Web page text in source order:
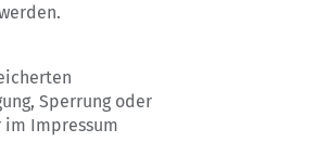
Sperrung oder
im Impressum